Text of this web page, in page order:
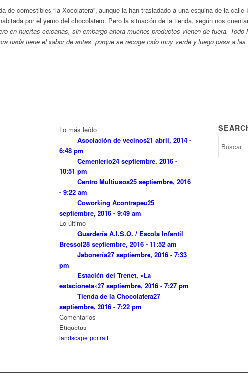
de comestibles “la Xocolatera”, aunque la han trasladado a una esquina de la
por el yerno del chocolatero. Pero la situación de la tienda, según nos
en huertas cercanas, sin embargo ahora muchos productos vienen de fuera.
nada tiene el sabor de antes, porque se recoge todo muy verde y luego pasa a
Lo más leído
Asociación de vecinos21 abril, 2014 -
6:48 pm
Cementerio24 septiembre, 2016 -
10:51 pm
Centro Multiusos25 septiembre, 2016
- 9:22 am
Coworking Acontrapeu25
septiembre, 2016 - 9:49 am
Lo último
Guardería A.I.S.O. / Escola Infantil
Bressol28 septiembre, 2016 - 11:52 am
Jabonería27 septiembre, 2016 - 7:33
pm
Estación del Trenet, «La
estacioneta»27 septiembre, 2016 - 7:27 pm
Tienda de la Chocolatera27
septiembre, 2016 - 7:22 pm
Comentarios
Etiquetas
landscape portrait